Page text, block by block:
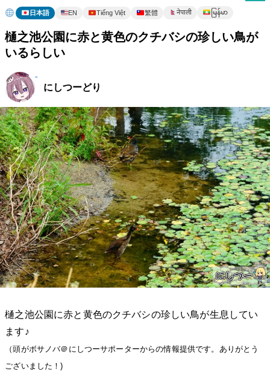
日本語 EN Tiếng Việt 繁體 नेपाली မြန်မာ
樋之池公園に赤と黄色のクチバシの珍しい鳥が
いるらしい
にしつーどり
樋之池公園に赤と黄色のクチバシの珍しい鳥が生息してい
ます♪
（頭がボサノバ＠にしつーサポーターからの情報提供です。ありがとう
ございました！)